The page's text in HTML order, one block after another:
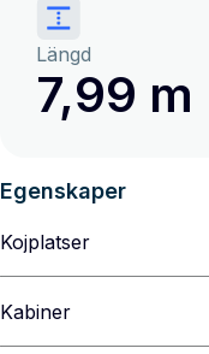
Längd
7,99 m
Egenskaper
Kojplatser
Kabiner